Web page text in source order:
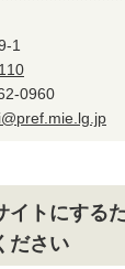
1
0960
イトにする
ださい